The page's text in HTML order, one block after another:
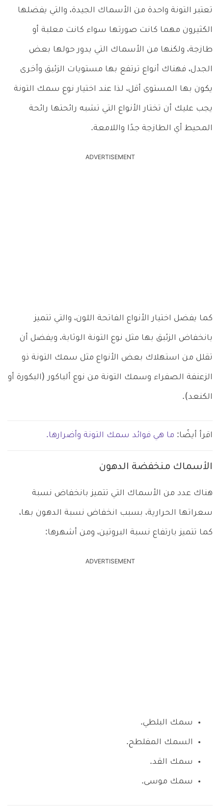
تعتبر التونة واحدة من الأسماك الجيدة، والتي يفضلها
الكثيرون مهما كانت صورتها سواء كانت معلبة أو
طازجة، ولكنها من الأسماك التي يدور حولها بعض
الجدل، فهناك أنواع ترتفع بها مستويات الزئبق وأخرى
يكون بها المستوى أقل، لذا عند اختيار نوع سمك التونة
يجب عليك أن تختار الأنواع التي تشبه رائحتها رائحة
المحيط أي الطازجة جدًا واللامعة.
ADVERTISEMENT
كما يفضل اختيار الأنواع الفاتحة اللون، والتي تتميز
بانخفاض الزئبق بها مثل نوع التونة الوثابة، ويفضل أن
تقلل من استهلاك بعض الأنواع مثل سمك التونة ذو
الزعنفة الصفراء وسمك التونة من نوع ألباكور (البكورة أو
الكنعد).
اقرأ أيضًا: ما هي فوائد سمك التونة وأضرارها.
الأسماك منخفضة الدهون
هناك عدد من الأسماك التي تتميز بانخفاض نسبة
سعراتها الحرارية، بسبب انخفاض نسبة الدهون بها،
كما تتميز بارتفاع نسبة البروتين، ومن أشهرها:
ADVERTISEMENT
سمك البلطي.
السمك المفلطح.
سمك القد.
سمك موسى.